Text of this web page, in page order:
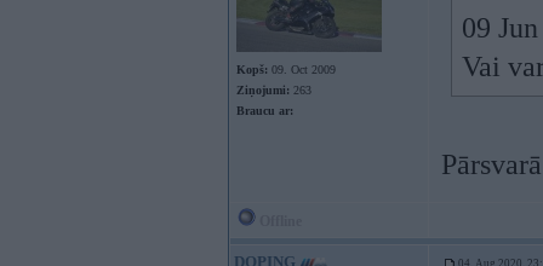
Kopš: 09. Oct 2009
Ziņojumi: 263
Braucu ar:
09
Vai
DOPING 04. Aug 2020,